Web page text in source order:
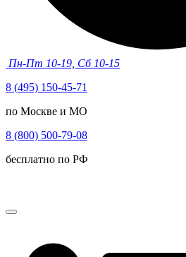
Пн-Пт 10-19, Сб 10-15
8 (495) 150-45-71
по Москве и МО
8 (800) 500-79-08
бесплатно по РФ